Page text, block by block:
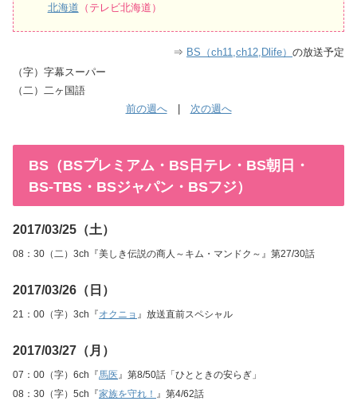
北海道 （テレビ北海道）
⇒ BS（ch11,ch12,Dlife） の放送予定
（字）字幕スーパー
（二）二ヶ国語
前の週へ| 次の週へ
BS（BSプレミアム・BS日テレ・BS朝日・
BS-TBS・BSジャパン・BSフジ）
2017/03/25（土）
08：30（二）3ch『美しき伝説の商人～キム・マンドク～』第27/30話
2017/03/26（日）
21：00（字）3ch『オクニョ 』放送直前スペシャル
2017/03/27（月）
07：00（字）6ch『馬医』第8/50話「ひとときの安らぎ」
08：30（字）5ch『家族を守れ！ 』第4/62話